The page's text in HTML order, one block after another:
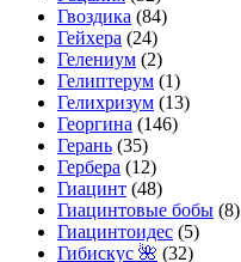
Гвоздика (84)
Гейхера (24)
Гелениум (2)
Гелиптерум (1)
Гелихризум (13)
Георгина (146)
Герань (35)
Гербера (12)
Гиацинт (48)
Гиацинтовые бобы (8)
Гиацинтоидес (5)
Гибискус 🌺 (32)